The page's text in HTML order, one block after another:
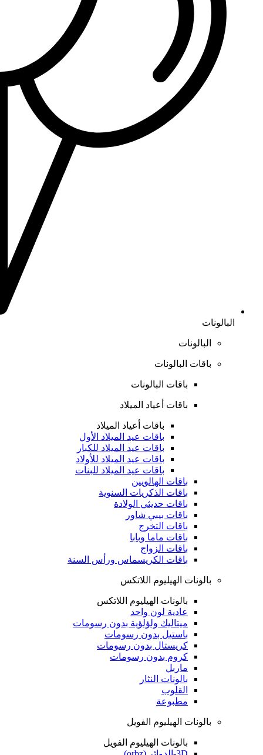
البالونات
البالونات
باقات البالونات
باقات البالونات
باقات أعياد الميلاد
باقات أعياد الميلاد
باقات عيد الميلاد الأول
باقات عيد الميلاد للكبار
باقات عيد الميلاد للأولاد
باقات عيد الميلاد للبنات
باقات الهالويين
باقات الذكريات السنوية
باقات حديثي الولادة
باقات بيبي شاور
باقات التخرج
باقات ماما وبابا
باقات الزواج
باقات الكريسماس ورأس السنة
بالونات الهيليوم اللاتكس
بالونات الهيليوم اللاتكس
عادية لون واحد
ميتاليك ولؤلؤية بدون رسومات
باستيل بدون رسومات
كريستال بدون رسومات
كروم بدون رسومات
ماربل
بالونات النثار
القلوب
مطبوعة
بالونات الهيليوم الفويل
بالونات الهيليوم الفويل